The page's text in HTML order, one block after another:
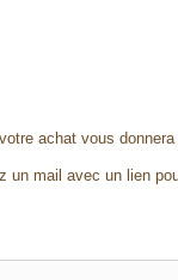
achat vous
mail avec un lien